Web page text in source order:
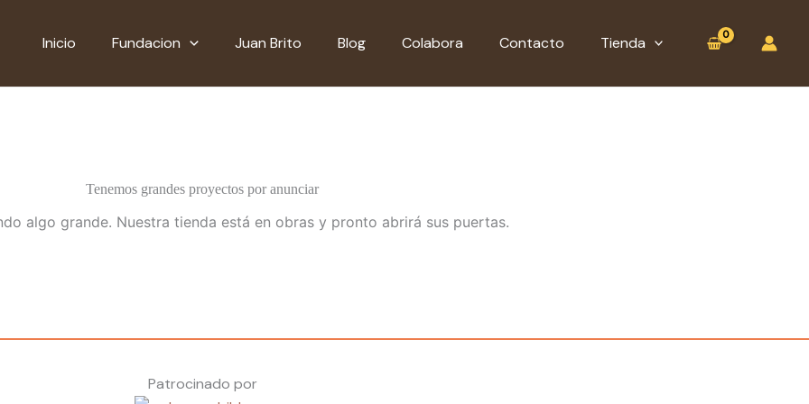
Inicio Fundacion Juan Brito Blog Colabora Contacto Tienda
Tenemos grandes proyectos por anunciar
algo grande. Nuestra tienda está en obras y pronto abrirá sus puertas.
Patrocinado por
Tojio